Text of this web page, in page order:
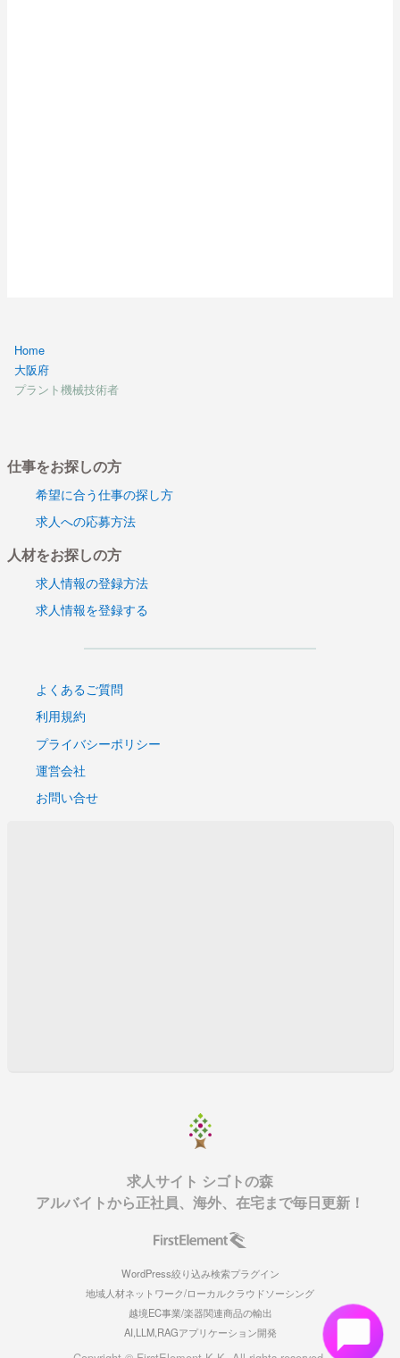
Home
大阪府
プラント機械技術者
仕事をお探しの方
希望に合う仕事の探し方
求人への応募方法
人材をお探しの方
求人情報の登録方法
求人情報を登録する
よくあるご質問
利用規約
プライバシーポリシー
運営会社
お問い合せ
求人サイト シゴトの森
アルバイトから正社員、海外、在宅まで毎日更新！
WordPress絞り込み検索プラグイン
地域人材ネットワーク/ローカルクラウドソーシング
越境EC事業/楽器関連商品の輸出
AI,LLM,RAGアプリケーション開発